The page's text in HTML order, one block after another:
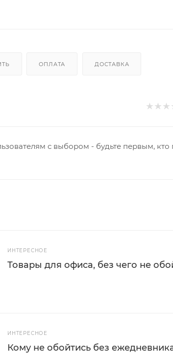
ОПЛАТА ДОСТАВКА
с выбором - будьте первым,
ИНТЕРЕСНОЕ
Товары для офиса, без чего не
ИНТЕРЕСНОЕ
Кому не обойтись без